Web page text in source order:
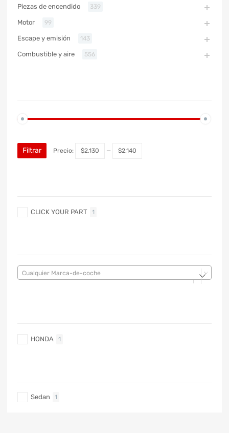
Piezas de encendido 339
Motor 99
Escape y emisión 143
Combustible y aire 556
Filtrar Precio: $2,130 — $2,140
CLICK YOUR PART 1
Cualquier Marca-de-coche
HONDA 1
Sedan 1